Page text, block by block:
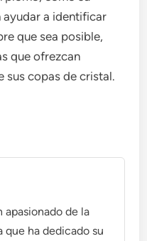
ayudar a identificar
que sea posible,
que ofrezcan
sus copas de cristal.
apasionado de la
que ha dedicado su